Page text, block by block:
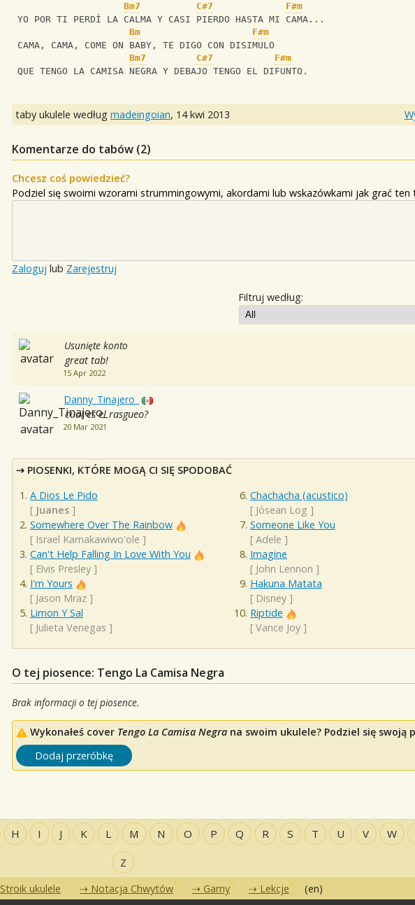
Bm7
C#7
F#m
YO POR TI PERDÍ LA CALMA Y CASI PIERDO HASTA MI CAMA...
Bm
F#m
CAMA, CAMA, COME ON BABY, TE DIGO CON DISIMULO
Bm7
C#7
F#m
QUE TENGO LA CAMISA NEGRA Y DEBAJO TENGO EL DIFUNTO.
taby ukulele według madeingoian, 14 kwi 2013
Komentarze do tabów (2)
Chcesz coś powiedzieć?
Podziel się swoimi wzorami strummingowymi, akordami lub wskazówkami jak grać ten
Zaloguj lub Zarejestruj
Filtruj według:
Usunięte konto
great tab!
15 Apr 2022
Danny_Tinajero_
cual es el rasgueo?
20 Mar 2021
PIOSENKI, KTÓRE MOGĄ CI SIĘ SPODOBAĆ
A Dios Le Pido
[ Juanes ]
Somewhere Over The Rainbow
[ Israel Kamakawiwo'ole ]
Can't Help Falling In Love With You
[ Elvis Presley ]
I'm Yours
[ Jason Mraz ]
Limon Y Sal
[ Julieta Venegas ]
Chachacha (acustico)
[ Jósean Log ]
Someone Like You
[ Adele ]
Imagine
[ John Lennon ]
Hakuna Matata
[ Disney]
Riptide
[ Vance Joy]
O tej piosence: Tengo La Camisa Negra
Brak informacji o tej piosence.
Wykonałeś cover Tengo La Camisa Negra na swoim ukulele? Podziel się swoją
Dodaj przeróbkę
H I J K L M N O P Q R S T U V W
Z
Stroik ukulele Notacja Chwytów Gamy Lekcje (en)